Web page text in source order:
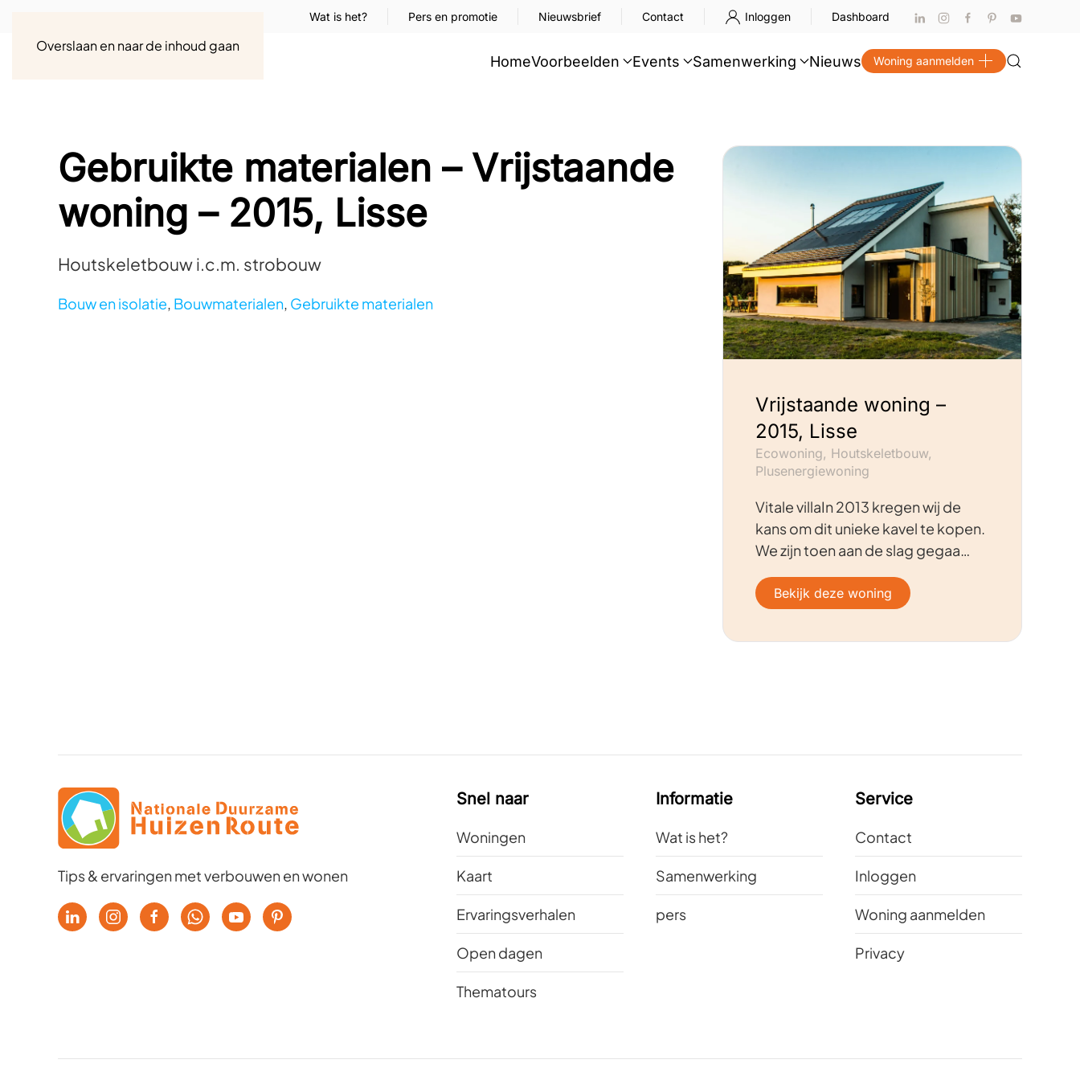
Overslaan en naar de inhoud gaan
Wat is het? Pers en promotie Nieuwsbrief Contact Inloggen Dashboard
HomeVoorbeelden Events Samenwerking Nieuws Woning aanmelden
Gebruikte materialen – Vrijstaande
woning – 2015, Lisse
Houtskeletbouw i.c.m. strobouw
Bouw en isolatie, Bouwmaterialen, Gebruikte materialen
Vrijstaande woning –
2015, Lisse
Ecowoning, Houtskeletbouw,
Plusenergiewoning
Vitale villaIn 2013 kregen wij de
kans om dit unieke kavel te kopen.
We zijn toen aan de slag gegaa…
Bekijk deze woning
Tips & ervaringen met verbouwen en wonen
Snel naar
Woningen
Kaart
Ervaringsverhalen
Open dagen
Thematours
Informatie
Wat is het?
Samenwerking
pers
Service
Contact
Inloggen
Woning aanmelden
Privacy